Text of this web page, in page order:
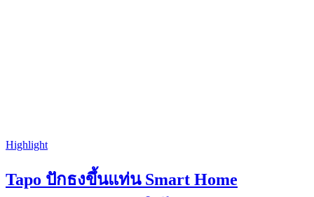
Highlight
Tapo ปักธงขึ้นแท่น Smart Home